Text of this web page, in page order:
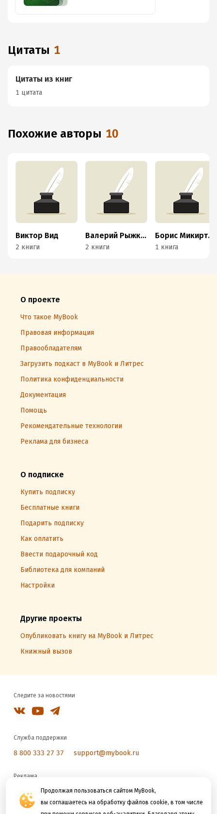
Продолжая пользоваться сайтом MyBook,
вы соглашаетесь на обработку файлов cookie, в том числе
Цитаты 1
Цитаты из книг
1 цитата
Похожие авторы 10
Виктор Вид
2 книги
Валерий Рыжков
2 книги
Борис Микиртумов
1 книга
О проекте
Что такое MyBook
Правовая информация
Правообладателям
Загрузить подкаст в MyBook и Литрес
Политика конфиденциальности
Документация
Помощь
Рекомендательные технологии
Реклама для бизнеса
О подписке
Купить подписку
Бесплатные книги
Подарить подписку
Как оплатить
Ввести подарочный код
Библиотека для компаний
Настройки
Другие проекты
Опубликовать книгу на MyBook и Литрес
Книжный вызов
Следите за новостями
Служба поддержки
8 800 333 27 37 support@mybook.ru
Реклама
reklama@litres.ru